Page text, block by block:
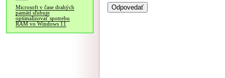
Microsoft v čase drahých
pamätí sľubuje
optimalizovať spotrebu
RAM vo Windows 11